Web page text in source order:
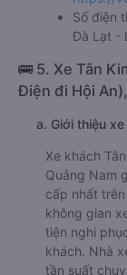
Số điện
Đà Lạt -
🚌 5. Xe Tân
Điện đi Hội
a. Giới thiệu
Xe khách
Quảng Nam
cấp nhất
không gian
tiện nghi
khách. Nhà
tần suất